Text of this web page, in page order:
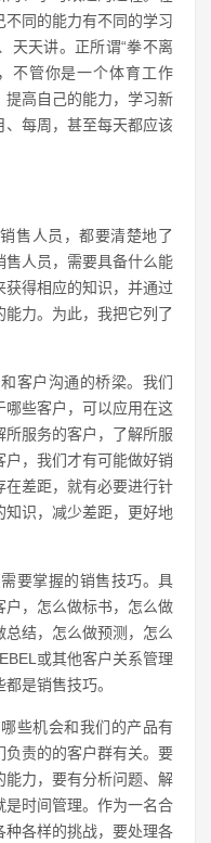
同的能力有不同的学习
天天讲。正所谓“拳不离
不管你是一个体育工作
高自己的能力，学习新
、每周，甚至每天都应该
售人员，都要清楚地了
人员，需要具备什么能
得相应的知识，并通过
力。为此，我把它列了
客户沟通的桥梁。我们
哪些客户，可以应用在这
服务的客户，了解所服
，我们才有可能做好销
差距，就有必要进行针
识，减少差距，更好地
要掌握的销售技巧。具
，怎么做标书，怎么做
结，怎么做预测，怎么
或其他客户关系管理
是销售技巧。
些机会和我们的产品有
负责的的客户群有关。要
力，要有分析问题、解
是时间管理。作为一名合
各样的挑战，要处理各